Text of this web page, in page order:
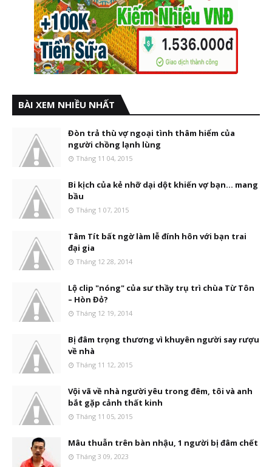
BÀI XEM NHIỀU NHẤT
Đòn trả thù vợ ngoại tình thâm hiểm của
người chồng lạnh lùng
Tháng 11 04, 2015
Bi kịch của kẻ nhỡ dại dột khiến vợ bạn... mang
bầu
Tháng 1 07, 2015
Tâm Tít bất ngờ làm lễ đính hôn với bạn trai
đại gia
Tháng 12 28, 2014
Lộ clip "nóng" của sư thầy trụ trì chùa Từ Tôn
– Hòn Đỏ?
Tháng 12 19, 2014
Bị đâm trọng thương vì khuyên người say rượu
về nhà
Tháng 11 12, 2015
Vội vã về nhà người yêu trong đêm, tôi và anh
bắt gặp cảnh thất kinh
Tháng 11 05, 2015
Mâu thuẫn trên bàn nhậu, 1 người bị đâm chết
Tháng 3 09, 2023